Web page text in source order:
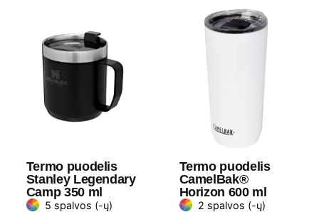
Medžiaga
Nerūdijančio plieno vakuuminė
izoliacija
Gramatūra /
420 ml
Termo puodelis
Stanley Legendary
Camp 350 ml
5 spalvos (-ų)
Termo puodelis
CamelBak®
Horizon 600 ml
2 spalvos (-ų)